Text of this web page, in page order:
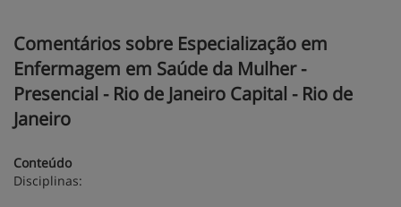
Comentários sobre Especialização em
Enfermagem em Saúde da Mulher -
Presencial - Rio de Janeiro Capital - Rio de
Janeiro
Conteúdo
Disciplinas: